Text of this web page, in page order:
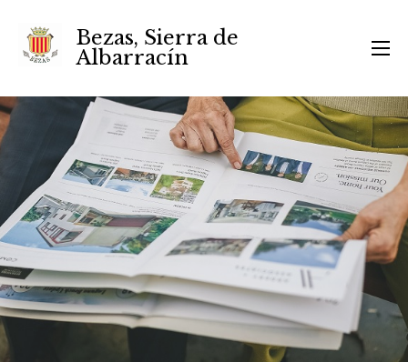
Bezas, Sierra de
Albarracín